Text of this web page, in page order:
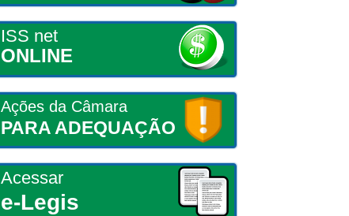
ISS net
ONLINE
Ações da Câmara
PARA ADEQUAÇÃO
Acessar
e-Legis